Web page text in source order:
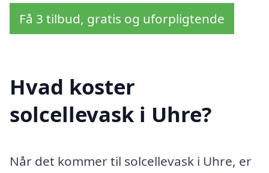
Få 3 tilbud, gratis og uforpligtende
Hvad koster
solcellevask i Uhre?
Når det kommer til solcellevask i Uhre, er